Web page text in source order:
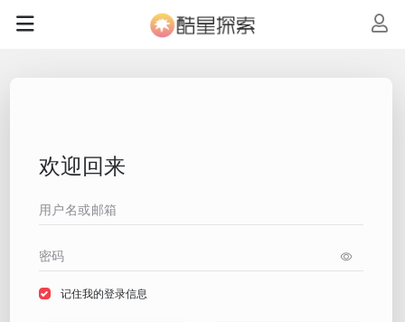
欢迎回来
记住我的登录信息